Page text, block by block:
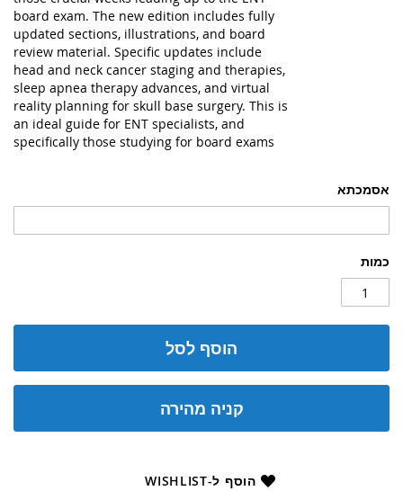
אסמכתא
כמות
הוסף לסל
קניה מהירה
הוסף ל-WISHLIST
board exam. The new edition includes fully
updated sections, illustrations, and board
review material. Specific updates include
head and neck cancer staging and therapies,
sleep apnea therapy advances, and virtual
reality planning for skull base surgery. This is
an ideal guide for ENT specialists, and
specifically those studying for board exams